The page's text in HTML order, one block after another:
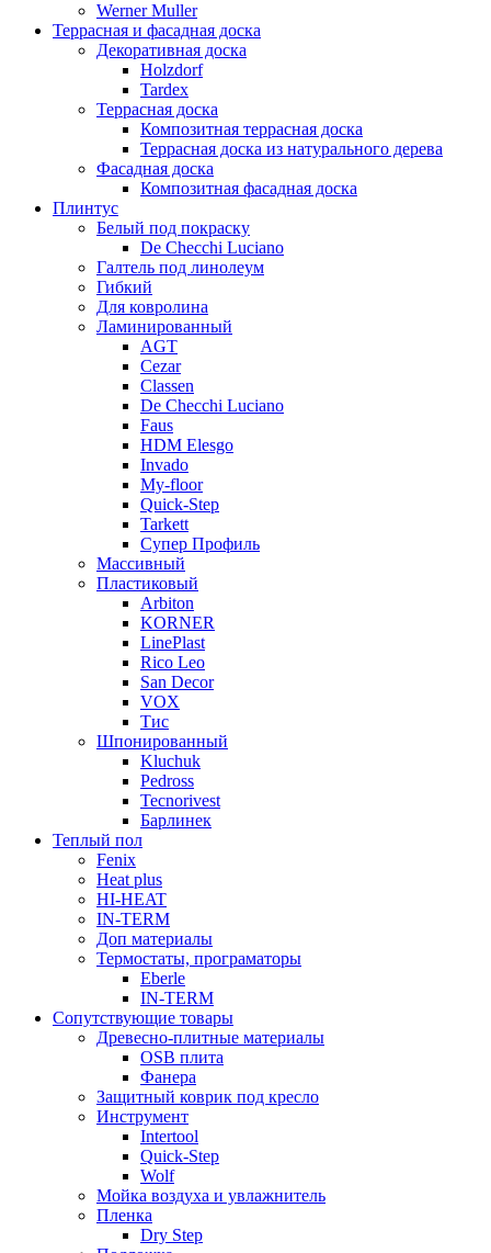
Werner Muller
Террасная и фасадная доска
Декоративная доска
Holzdorf
Tardex
Террасная доска
Композитная террасная доска
Террасная доска из натурального дерева
Фасадная доска
Композитная фасадная доска
Плинтус
Белый под покраску
De Checchi Luciano
Галтель под линолеум
Гибкий
Для ковролина
Ламинированный
AGT
Cezar
Classen
De Checchi Luciano
Faus
HDM Elesgo
Invado
My-floor
Quick-Step
Tarkett
Супер Профиль
Массивный
Пластиковый
Arbiton
KORNER
LinePlast
Rico Leo
San Decor
VOX
Тис
Шпонированный
Kluchuk
Pedross
Tecnorivest
Барлинек
Теплый пол
Fenix
Heat plus
HI-HEAT
IN-TERM
Доп материалы
Термостаты, програматоры
Eberle
IN-TERM
Сопутствующие товары
Древесно-плитные материалы
OSB плита
Фанера
Защитный коврик под кресло
Инструмент
Intertool
Quick-Step
Wolf
Мойка воздуха и увлажнитель
Пленка
Dry Step